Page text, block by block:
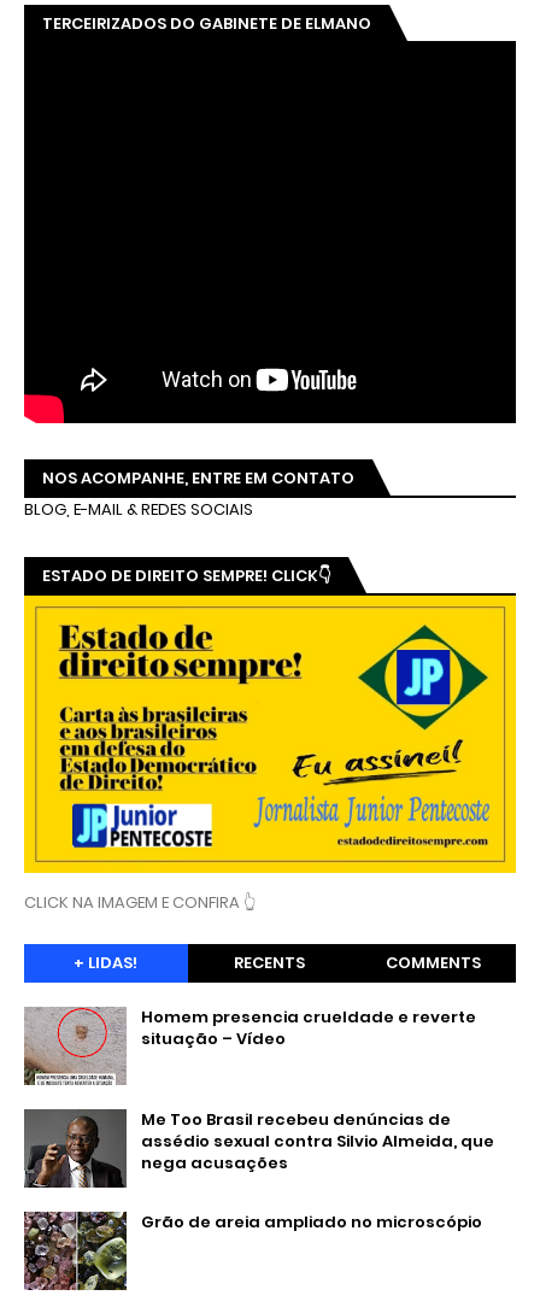
TERCEIRIZADOS DO GABINETE DE ELMANO
NOS ACOMPANHE, ENTRE EM CONTATO
BLOG, E-MAIL & REDES SOCIAIS
ESTADO DE DIREITO SEMPRE! CLICK👇
CLICK NA IMAGEM E CONFIRA 👆
+ LIDAS! RECENTS COMMENTS
Homem presencia crueldade e reverte
situação – Vídeo
Me Too Brasil recebeu denúncias de
assédio sexual contra Silvio Almeida, que
nega acusações
Grão de areia ampliado no microscópio